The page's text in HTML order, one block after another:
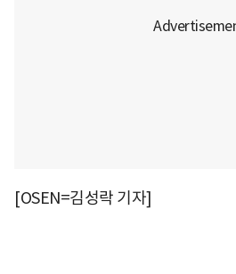
[OSEN=김성락 기자]